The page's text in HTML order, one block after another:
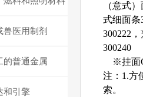
兽医用制剂
的普通金属
和引擎
（意式
式细面条
300222
300240
※挂面
注：1.方
索。